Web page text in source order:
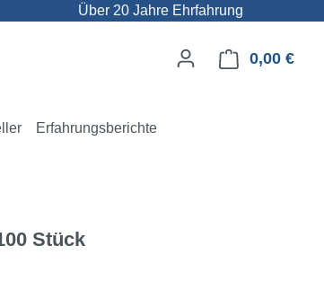
Über 20 Jahre Ehrfahrung
0,00 €
Erfahrungsberichte
Stück